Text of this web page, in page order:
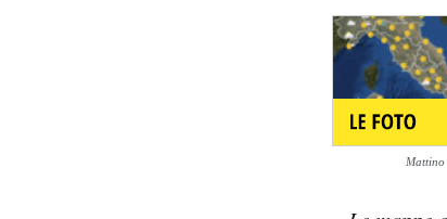
Mattino